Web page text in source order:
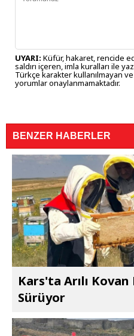
UYARI: Küfür, hakaret, rencide
saldırı içeren, imla kuralları ile
Türkçe karakter kullanılmayan
yorumlar onaylanmamaktadır.
BENZER HABERLER
Kars'ta Arılı
Sürüyor